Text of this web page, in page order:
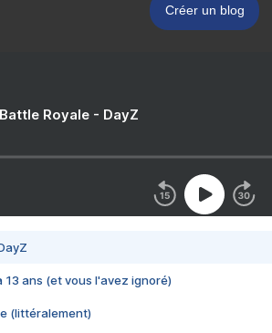
Créer un blog
Royale - DayZ
13 ans (et vous l'avez ignoré)
(littéralement)